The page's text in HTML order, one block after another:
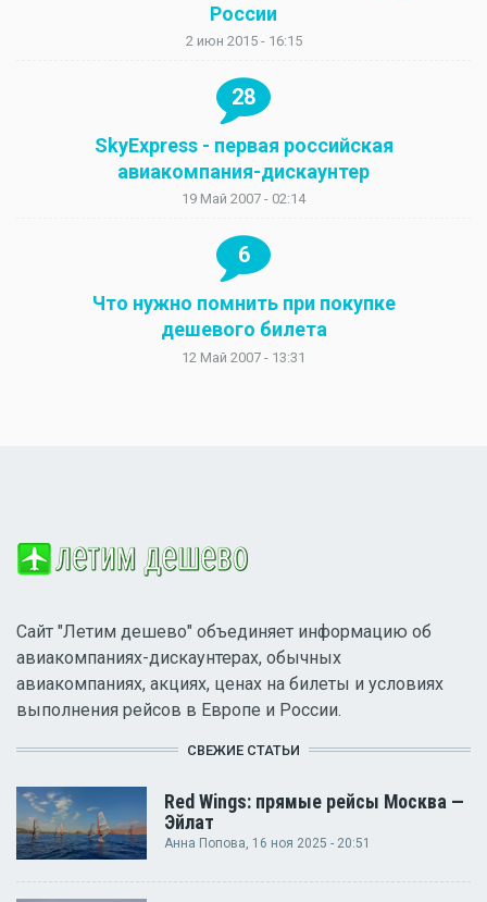
России
2 июн 2015 - 16:15
28
SkyExpress - первая российская
авиакомпания-дискаунтер
19 Май 2007 - 02:14
6
Что нужно помнить при покупке
дешевого билета
12 Май 2007 - 13:31
Сайт "Летим дешево" объединяет информацию об
авиакомпаниях-дискаунтерах, обычных
авиакомпаниях, акциях, ценах на билеты и условиях
выполнения рейсов в Европе и России.
СВЕЖИЕ СТАТЬИ
Red Wings: прямые рейсы Москва —
Эйлат
Анна Попова , 16 ноя 2025 - 20:51